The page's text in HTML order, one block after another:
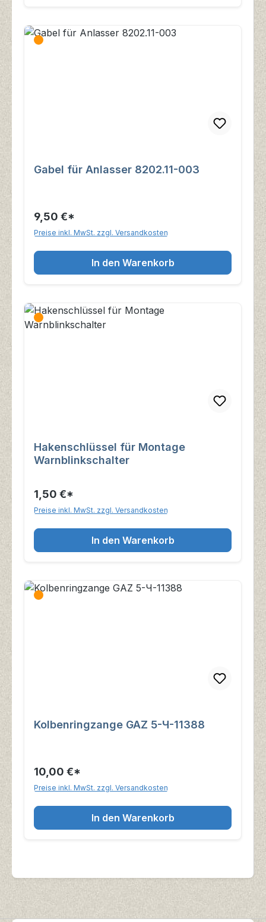
Gabel für Anlasser 8202.11-003
9,50 €*
Preise inkl. MwSt. zzgl. Versandkosten
In den Warenkorb
Hakenschlüssel für Montage
Warnblinkschalter
1,50 €*
Preise inkl. MwSt. zzgl. Versandkosten
In den Warenkorb
Kolbenringzange GAZ 5-Ч-11388
10,00 €*
Preise inkl. MwSt. zzgl. Versandkosten
In den Warenkorb